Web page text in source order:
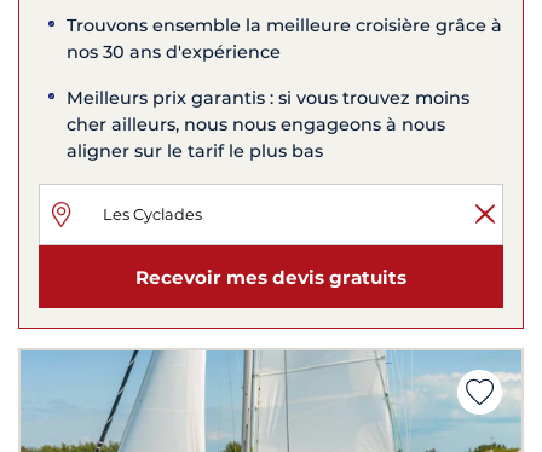
Trouvons ensemble la meilleure croisière grâce à
nos 30 ans d'expérience
Meilleurs prix garantis : si vous trouvez moins
cher ailleurs, nous nous engageons à nous
aligner sur le tarif le plus bas
Recevoir mes devis gratuits